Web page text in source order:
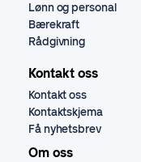
Lønn og personal
Bærekraft
Rådgivning
Kontakt oss
Kontakt oss
Kontaktskjema
Få nyhetsbrev
Om oss